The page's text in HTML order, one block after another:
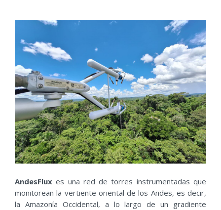
AndesFlux es una red de torres instrumentadas que
monitorean la vertiente oriental de los Andes, es decir,
la Amazonía Occidental, a lo largo de un gradiente